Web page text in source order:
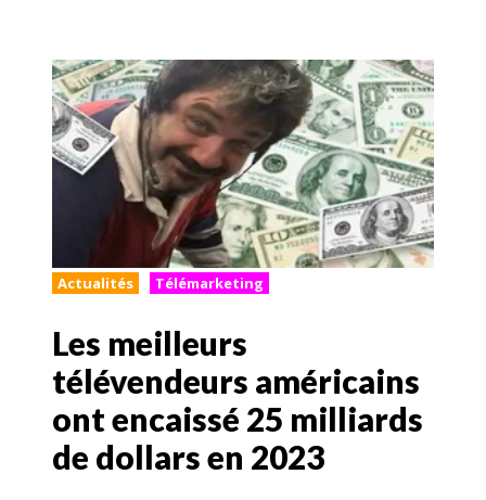
Actualités Télémarketing
Les meilleurs
télévendeurs américains
ont encaissé 25 milliards
de dollars en 2023